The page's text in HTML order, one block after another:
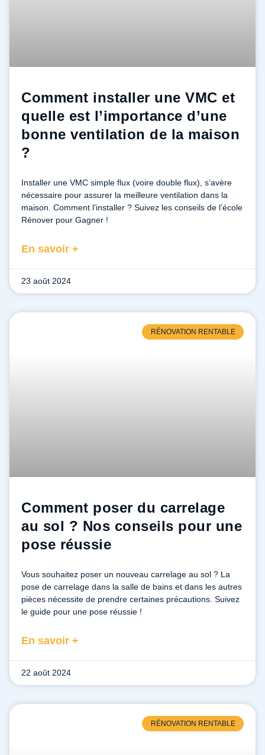
Comment installer une VMC et
quelle est l’importance d’une
bonne ventilation de la maison
?
Installer une VMC simple flux (voire double flux), s’avère
nécessaire pour assurer la meilleure ventilation dans la
maison. Comment l’installer ? Suivez les conseils de l’école
Rénover pour Gagner !
En savoir +
23 août 2024
RÉNOVATION RENTABLE
Comment poser du carrelage
au sol ? Nos conseils pour une
pose réussie
Vous souhaitez poser un nouveau carrelage au sol ? La
pose de carrelage dans la salle de bains et dans les autres
pièces nécessite de prendre certaines précautions. Suivez
le guide pour une pose réussie !
En savoir +
22 août 2024
RÉNOVATION RENTABLE